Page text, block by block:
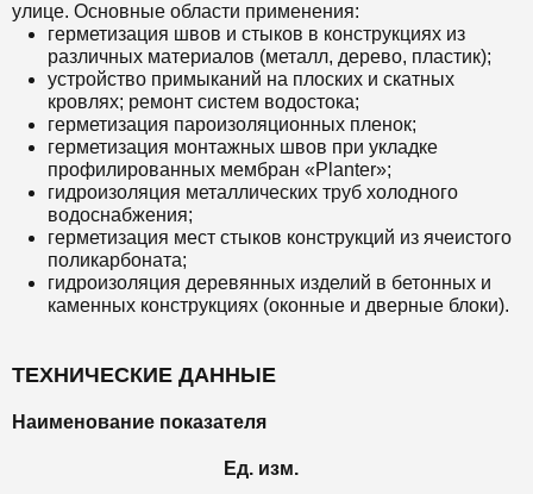
улице. Основные области применения:
герметизация швов и стыков в конструкциях из
различных материалов (металл, дерево, пластик);
устройство примыканий на плоских и скатных
кровлях; ремонт систем водостока;
герметизация пароизоляционных пленок;
герметизация монтажных швов при укладке
профилированных мембран «Planter»;
гидроизоляция металлических труб холодного
водоснабжения;
герметизация мест стыков конструкций из ячеистого
поликарбоната;
гидроизоляция деревянных изделий в бетонных и
каменных конструкциях (оконные и дверные блоки).
ТЕХНИЧЕСКИЕ ДАННЫЕ
Наименование показателя
Ед. изм.